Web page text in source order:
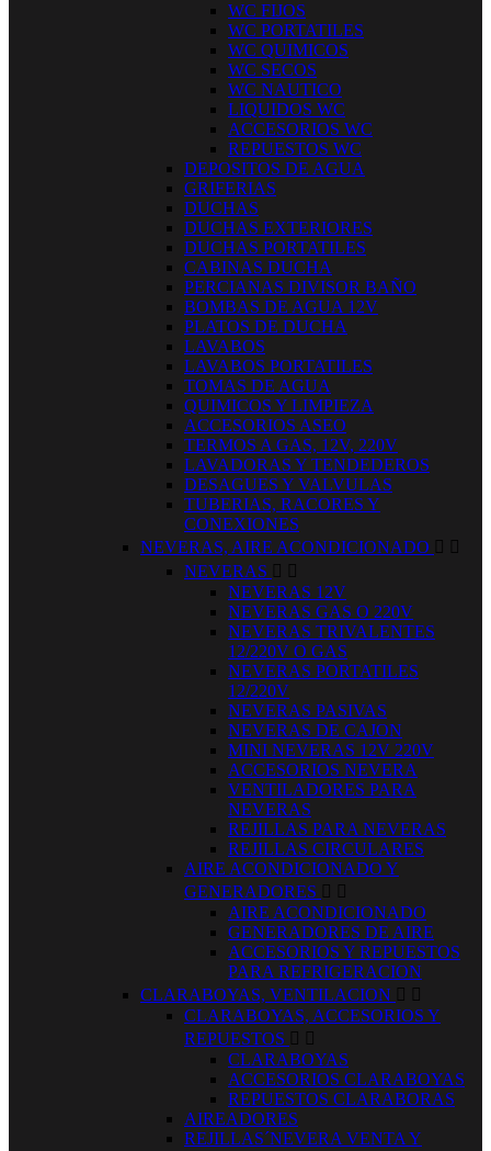
WC FIJOS
WC PORTATILES
WC QUIMICOS
WC SECOS
WC NAUTICO
LIQUIDOS WC
ACCESORIOS WC
REPUESTOS WC
DEPOSITOS DE AGUA
GRIFERIAS
DUCHAS
DUCHAS EXTERIORES
DUCHAS PORTATILES
CABINAS DUCHA
PERCIANAS DIVISOR BAÑO
BOMBAS DE AGUA 12V
PLATOS DE DUCHA
LAVABOS
LAVABOS PORTATILES
TOMAS DE AGUA
QUIMICOS Y LIMPIEZA
ACCESORIOS ASEO
TERMOS A GAS, 12V, 220V
LAVADORAS Y TENDEDEROS
DESAGUES Y VALVULAS
TUBERIAS, RACORES Y
CONEXIONES
NEVERAS, AIRE ACONDICIONADO  
NEVERAS  
NEVERAS 12V
NEVERAS GAS O 220V
NEVERAS TRIVALENTES
12/220V O GAS
NEVERAS PORTATILES
12/220V
NEVERAS PASIVAS
NEVERAS DE CAJON
MINI NEVERAS 12V 220V
ACCESORIOS NEVERA
VENTILADORES PARA
NEVERAS
REJILLAS PARA NEVERAS
REJILLAS CIRCULARES
AIRE ACONDICIONADO Y
GENERADORES  
AIRE ACONDICIONADO
GENERADORES DE AIRE
ACCESORIOS Y REPUESTOS
PARA REFRIGERACION
CLARABOYAS, VENTILACION  
CLARABOYAS, ACCESORIOS Y
REPUESTOS  
CLARABOYAS
ACCESORIOS CLARABOYAS
REPUESTOS CLARABORAS
AIREADORES
REJILLAS´NEVERA VENTA Y